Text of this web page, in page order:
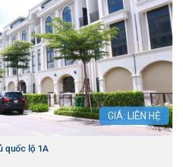
GIÁ: LIÊN HỆ
quốc lộ 1A